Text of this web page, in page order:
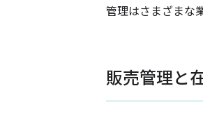
管理はさまざまな
販売管理と